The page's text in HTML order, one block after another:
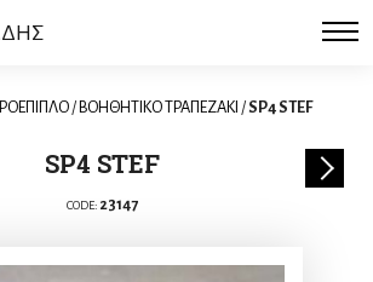
/ ΒΟΗΘΗΤΙΚΟ ΤΡΑΠΕΖΑΚΙ /SP4 STEF
SP4 STEF
CODE: 23147